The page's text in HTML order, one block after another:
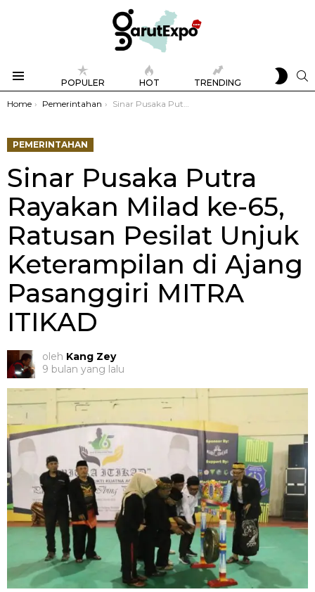
POPULER HOT TRENDING
SKIN
You are here:
Home Pemerintahan Sinar Pusaka Putra Rayakan Milad ke-65, Ratusan Pesilat Unjuk Keterampilan di Ajang Pasanggiri MITRA ITIKAD
PEMERINTAHAN
Sinar Pusaka Putra
Rayakan Milad ke-65,
Ratusan Pesilat Unjuk
Keterampilan di Ajang
Pasanggiri MITRA
ITIKAD
oleh Kang Zey
9 bulan yang lalu